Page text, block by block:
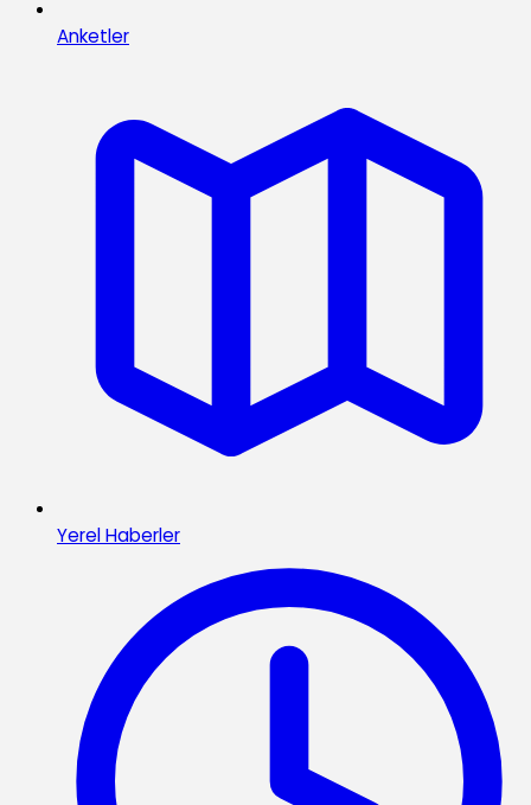
Anketler
Yerel Haberler